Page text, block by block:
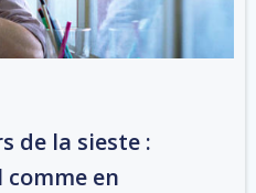
de la sieste :
en